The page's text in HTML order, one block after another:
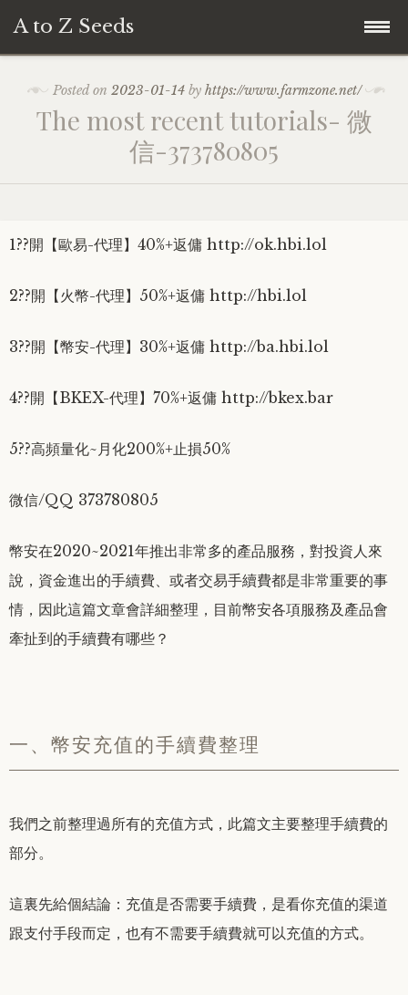
A to Z Seeds
content
HomePosted on 2023-01-14by https://www.farmzone.net/
The most recent tutorials- 微
信-373780805
1??開【歐易-代理】40%+返傭 http://ok.hbi.lol
2??開【火幣-代理】50%+返傭 http://hbi.lol
3??開【幣安-代理】30%+返傭 http://ba.hbi.lol
4??開【BKEX-代理】70%+返傭 http://bkex.bar
5??高頻量化~月化200%+止損50%
微信/QQ 373780805
幣安在2020~2021年推出非常多的產品服務，對投資人來
說，資金進出的手續費、或者交易手續費都是非常重要的事
情，因此這篇文章會詳細整理，目前幣安各項服務及產品會
牽扯到的手續費有哪些？
一、幣安充值的手續費整理
我們之前整理過所有的充值方式，此篇文主要整理手續費的
部分。
這裏先給個結論：充值是否需要手續費，是看你充值的渠道
跟支付手段而定，也有不需要手續費就可以充值的方式。